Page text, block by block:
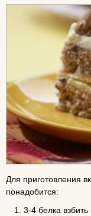
Для приготовления
понадобится:
3-4 белка